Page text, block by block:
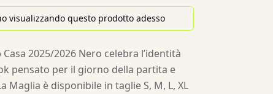
visualizzando questo prodotto adesso
Casa 2025/2026 Nero celebra l’identità
pensato per il giorno della partita e
Maglia è disponibile in taglie S, M, L, XL